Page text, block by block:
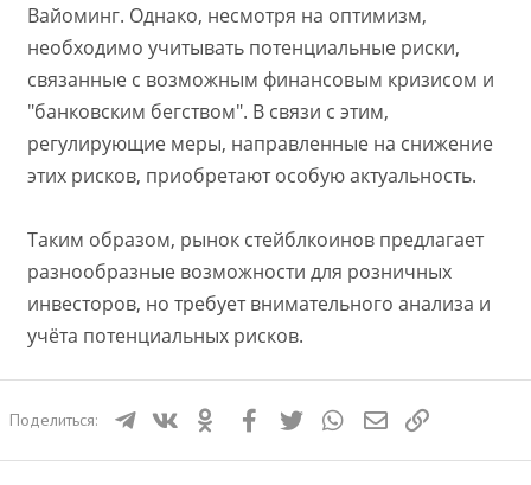
Вайоминг. Однако, несмотря на оптимизм,
необходимо учитывать потенциальные риски,
связанные с возможным финансовым кризисом и
"банковским бегством". В связи с этим,
регулирующие меры, направленные на снижение
этих рисков, приобретают особую актуальность.
Таким образом, рынок стейблкоинов предлагает
разнообразные возможности для розничных
инвесторов, но требует внимательного анализа и
учёта потенциальных рисков.
Поделиться: ТелеграмВКонтактеОдноклассники
FacebookTwitter WhatsAppЭлектронная почта